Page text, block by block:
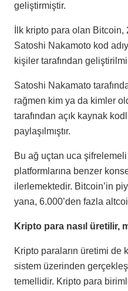
geliştirmiştir.
İlk kripto para olan Bitcoin,
Satoshi Nakamoto kod
kişiler tarafından
Satoshi Nakamato
rağmen kim ya da kimler
tarafından açık kaynak
paylaşılmıştır.
Bu ağ uçtan uca
platformlarına benzer
ilerlemektedir. Bitcoin’in
yana, 6.000’den fazla
Kripto para nasıl üretilir,
Kripto paraların üretimi de
sistem üzerinden
temellidir. Kripto para